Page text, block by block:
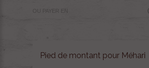
OU PAYER EN
Pied de montant pour Méhari